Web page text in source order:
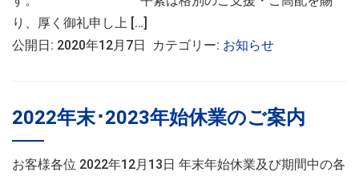
り、厚く御礼申し上 […]
公開日: 2020年12月7日 カテゴリー: お知らせ
2022年末･2023年始休業のご案内
お客様各位 2022年12月13日 年末年始休業及び期間中の各